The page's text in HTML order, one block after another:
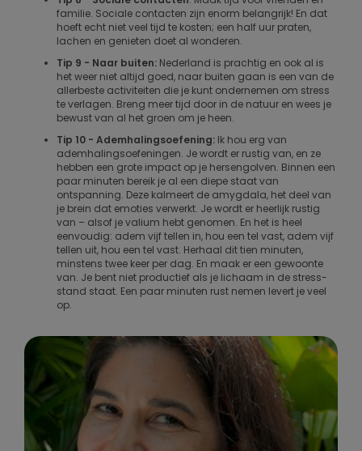
familie. Sociale contacten zijn enorm belangrijk! En dat
hoeft echt niet veel tijd te kosten; een half uur praten,
lachen en genieten doet al wonderen.
Tip 9 - Naar buiten: Nederland is prachtig en ook al is
het weer niet altijd goed, naar buiten gaan is een van de
allerbeste activiteiten die je kunt ondernemen om stress
te verlagen. Breng meer tijd door in de natuur en wees je
bewust van al het groen om je heen.
Tip 10 - Ademhalingsoefening: Ik hou erg van
ademhalingsoefeningen. Je wordt er rustig van, en ze
hebben een grote impact op je hersengolven. Binnen een
paar minuten bereik je al een diepe staat van
ontspanning. Deze kalmeert de amygdala, het deel van
je brein dat emoties verwerkt. Je wordt er heerlijk rustig
van – alsof je valium hebt genomen. En het is heel
eenvoudig: adem vijf tellen in, hou een tel vast, adem vijf
tellen uit, hou een tel vast. Herhaal dit tien minuten,
minstens twee keer per dag. En maak er een gewoonte
van. Je bent niet productief als je lichaam in de stress-
stand staat. Een paar minuten rust nemen levert je veel
op.